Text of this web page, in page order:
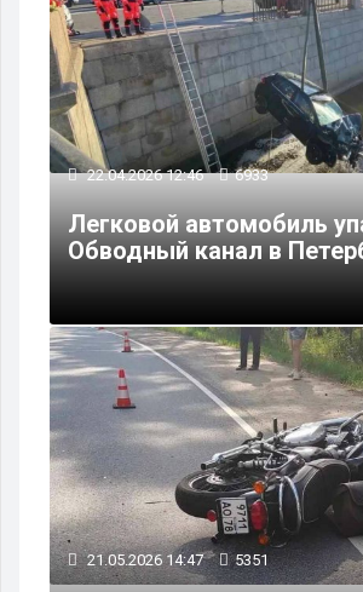
22.04.2026 12:46 6933
Легковой автомобиль
Обводный канал в
21.05.2026 14:47 5351